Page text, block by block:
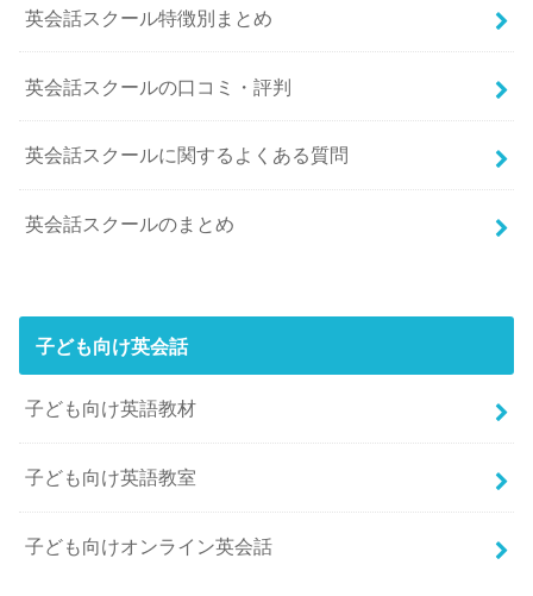
英会話スクール特徴別まとめ
英会話スクールの口コミ・評判
英会話スクールに関するよくある質問
英会話スクールのまとめ
子ども向け英会話
子ども向け英語教材
子ども向け英語教室
子ども向けオンライン英会話